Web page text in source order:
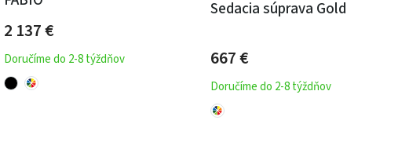
2 137€
Doručíme do 2-8 týždňov
Sedacia súprava Gold
667€
Doručíme do 2-8 týždňov